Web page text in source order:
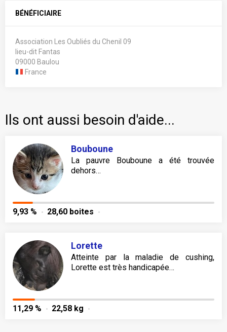
BÉNÉFICIAIRE
Association Les Oubliés du Chenil 09
lieu-dit Fantas
09000 Baulou
France
Ils ont aussi besoin d'aide...
Bouboune
La pauvre Bouboune a été trouvée
dehors…
9,93 % 28,60 boites
Lorette
Atteinte par la maladie de cushing,
Lorette est très handicapée…
11,29 % 22,58 kg